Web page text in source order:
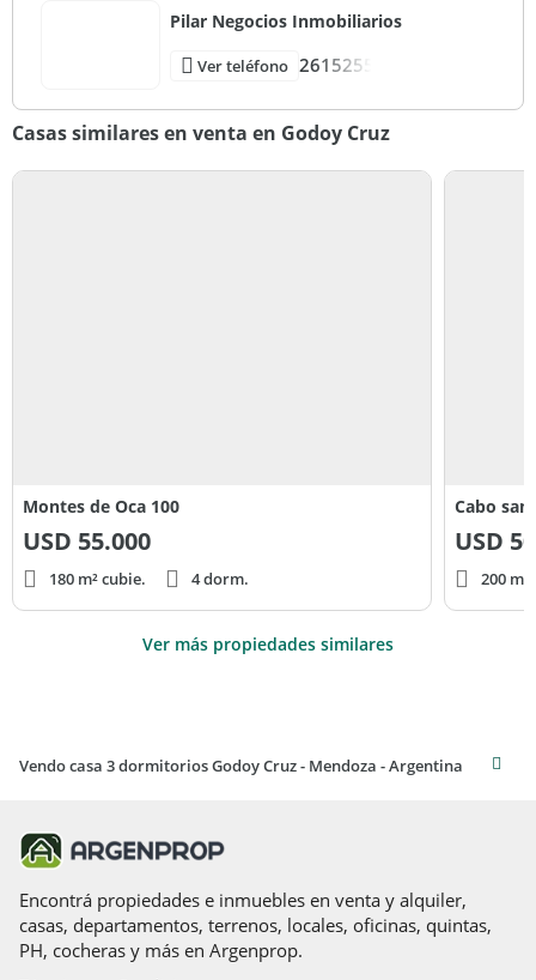
Pilar Negocios Inmobiliarios
Ver teléfono 2615255
Casas similares en venta en Godoy Cruz
Montes de Oca 100
USD 55.000
180 m² cubie. 4 dorm.
Cabo
USD
200
Ver más propiedades similares
Vendo casa 3 dormitorios Godoy Cruz - Mendoza - Argentina
Encontrá propiedades e inmuebles en venta y alquiler,
casas, departamentos, terrenos, locales, oficinas, quintas,
PH, cocheras y más en Argenprop.